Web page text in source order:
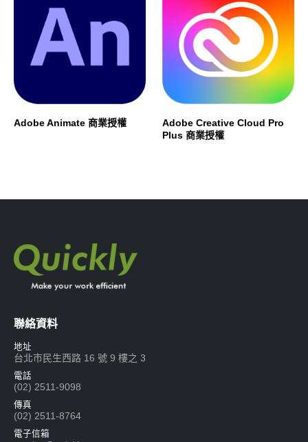
Adobe Animate 商業授權
Adobe Creative Cloud Pro
Plus 商業授權
聯絡資料
地址
台北市民生西路 16 號 9 樓之 3
電話
(02) 2511-9098
傳真
(02) 2511-8764
電子信箱